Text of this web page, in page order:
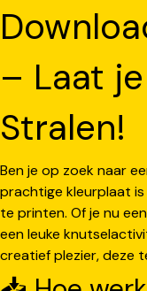
– Laat
Stralen!
Ben je op zoek naar
prachtige kleurplaat
te printen. Of je nu
een leuke
creatief plezier, deze